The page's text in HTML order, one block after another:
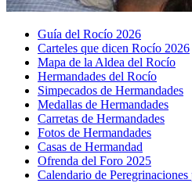
Guía del Rocío 2026
Carteles que dicen Rocío 2026
Mapa de la Aldea del Rocío
Hermandades del Rocío
Simpecados de Hermandades
Medallas de Hermandades
Carretas de Hermandades
Fotos de Hermandades
Casas de Hermandad
Ofrenda del Foro 2025
Calendario de